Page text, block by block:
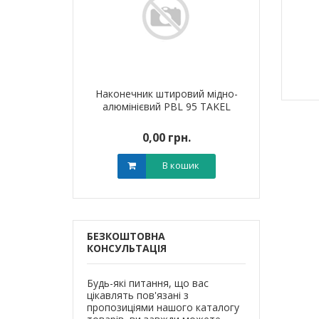
Наконечник штировий мідно-
алюмінієвий PBL 95 TAKEL
0,00 грн.
В кошик
БЕЗКОШТОВНА
КОНСУЛЬТАЦІЯ
Будь-які питання, що вас
цікавлять пов'язані з
пропозиціями нашого каталогу